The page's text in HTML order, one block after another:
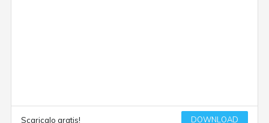
Scaricalo gratis! DOWNLOAD